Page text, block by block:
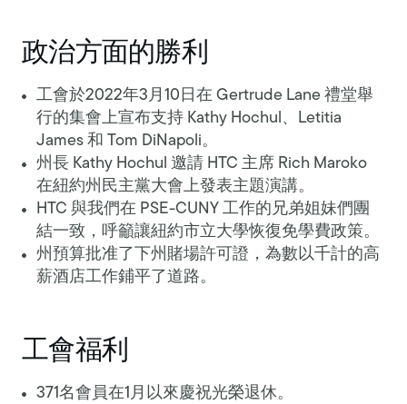
政治方面的勝利
工會於2022年3月10日在 Gertrude Lane 禮堂舉
行的集會上宣布支持 Kathy Hochul、Letitia
James 和 Tom DiNapoli。
州長 Kathy Hochul 邀請 HTC 主席 Rich Maroko
在紐約州民主黨大會上發表主題演講。
HTC 與我們在 PSE-CUNY 工作的兄弟姐妹們團
結一致，呼籲讓紐約市立大學恢復免學費政策。
州預算批准了下州賭場許可證，為數以千計的高
薪酒店工作鋪平了道路。
工會福利
371名會員在1月以來慶祝光榮退休。